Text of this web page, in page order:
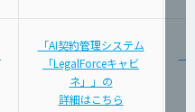
「AI契約管理システム
「LegalForceキャビ
ネ」」の
詳細はこちら